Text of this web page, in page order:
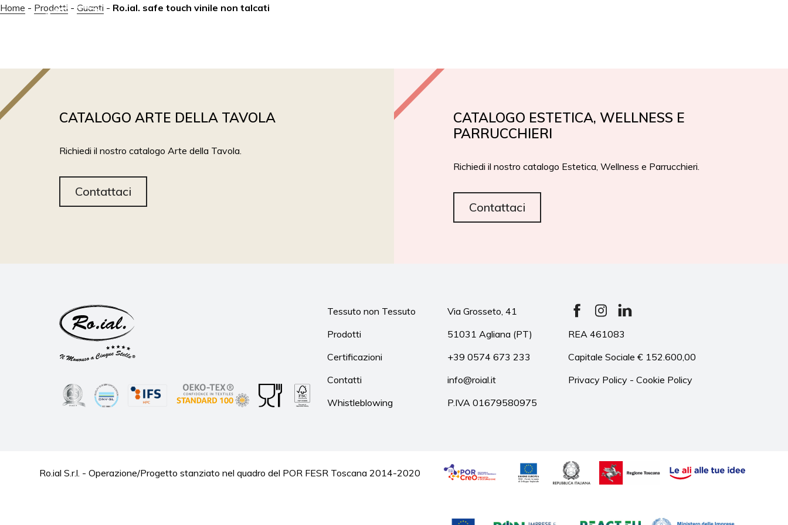
Home - Prodotti - Guanti - Ro.ial. safe touch vinile non talcati
CATALOGO ARTE DELLA TAVOLA
Richiedi il nostro catalogo Arte della Tavola.
Contattaci
CATALOGO ESTETICA, WELLNESS E
PARRUCCHIERI
Richiedi il nostro catalogo Estetica, Wellness e Parrucchieri.
Contattaci
Via Grosseto, 41
51031 Agliana (PT)
+39 0574 673 233
info@roial.it
P.IVA 01679580975
REA 461083
Capitale Sociale € 152.600,00
Privacy Policy - Cookie Policy
Tessuto non Tessuto
Prodotti
Certificazioni
Contatti
Whistleblowing
Ro.ial S.r.l. - Operazione/Progetto stanziato nel quadro del POR FESR Toscana 2014-2020